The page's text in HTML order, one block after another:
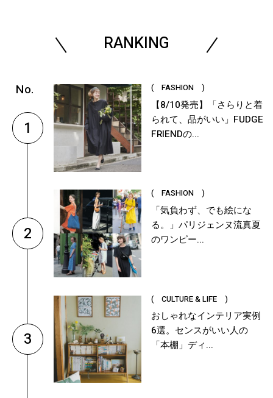
RANKING
1
( FASHION )
【8/10発売】「さらりと着
られて、品がいい」FUDGE
FRIENDの...
2
( FASHION )
「気負わず、でも絵にな
る。」パリジェンヌ流真夏
のワンピー...
3
( CULTURE & LIFE )
おしゃれなインテリア実例
6選。センスがいい人の
「本棚」ディ...